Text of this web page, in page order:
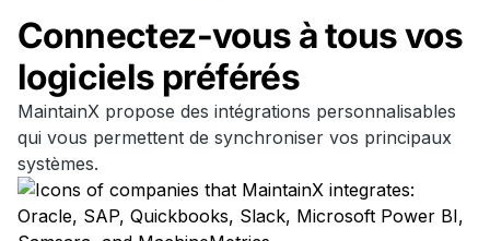
Connectez-vous à tous vos
logiciels préférés
MaintainX propose des intégrations personnalisables
qui vous permettent de synchroniser vos principaux
systèmes.